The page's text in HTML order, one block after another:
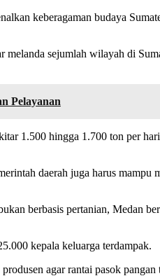
keberagaman budaya
melanda sejumlah wilayah di
Pelayanan
1.500 hingga 1.700 ton per
daerah juga harus mampu
berbasis pertanian, Medan
kepala keluarga terdampak.
agar rantai pasok pangan